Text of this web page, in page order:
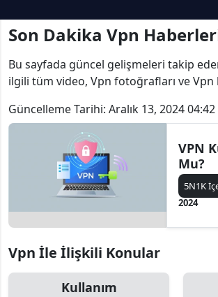
Artvin
Aydın
Bilecik
Bingöl
Son Dakika Vpn
Bu sayfada güncel gelişmeleri takip
ilgili tüm video, Vpn fotoğrafları ve
Güncelleme Tarihi: Aralık 13, 2024 04:42
VPN
Mu?
5N1K
2024
Vpn İle İlişkili Konular
Kullanım